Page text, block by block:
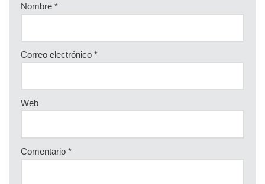
Nombre *
Correo electrónico *
Web
Comentario *